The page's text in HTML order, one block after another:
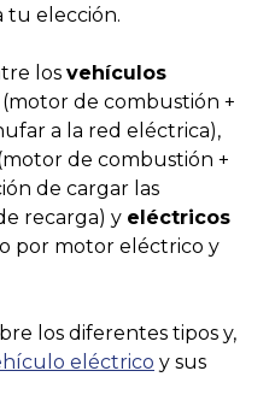
tu elección.
los vehículos
(motor de combustión +
a la red eléctrica),
de combustión +
de cargar las
recarga) y eléctricos
por motor eléctrico y
los diferentes tipos y,
eléctrico y sus